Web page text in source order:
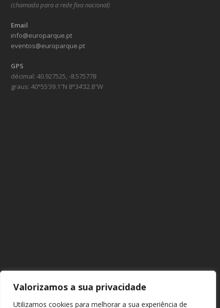
Valorizamos a sua privacidade
Utilizamos cookies para melhorar a sua experiência de
(chamada para a rede fixa nacional)
Email
info@europarque.pt
eventos@europarque.pt
GPS
décimal: 40.927525, -8.575778
graus: 40°55’39.1″N 8°34’32.8″W